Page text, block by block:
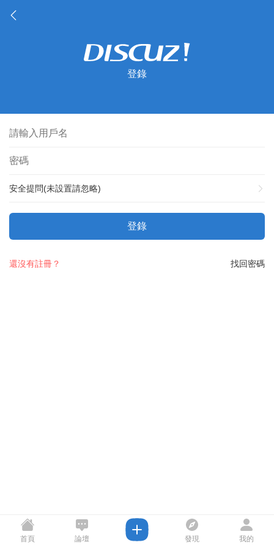
登錄
安全提問(未設置請忽略)
登錄
找回密碼
還沒有註冊？
首頁 論壇 發現 我的